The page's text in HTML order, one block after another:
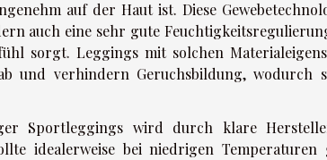
auf der Haut ist. Diese
auch eine sehr gute
sorgt. Leggings mit solchen
und verhindern Geruchsbildung, wodurch
Sportleggings wird durch klare
idealerweise bei niedrigen